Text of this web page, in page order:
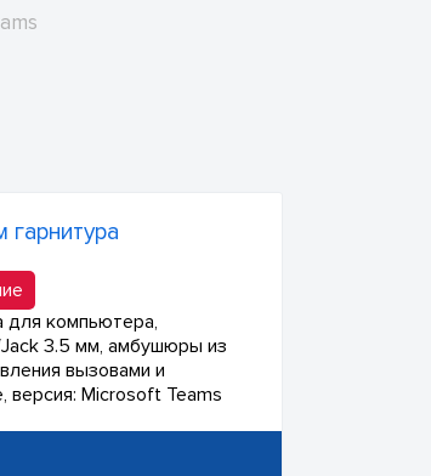
для компьютера,
3.5 мм, амбушюры из
вызовами и
версия: Microsoft Teams